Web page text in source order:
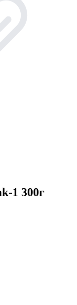
1 300г